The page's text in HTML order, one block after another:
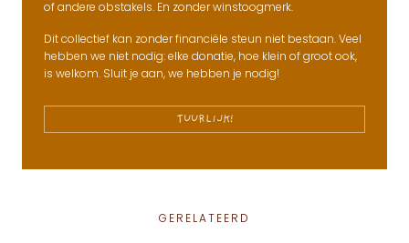
of andere obstakels. En zonder winstoogmerk.
Dit collectief kan zonder financiële steun niet bestaan. Veel
hebben we niet nodig: elke donatie, hoe klein of groot ook,
is welkom. Sluit je aan, we hebben je nodig!
TUURLIJK!
GERELATEERD